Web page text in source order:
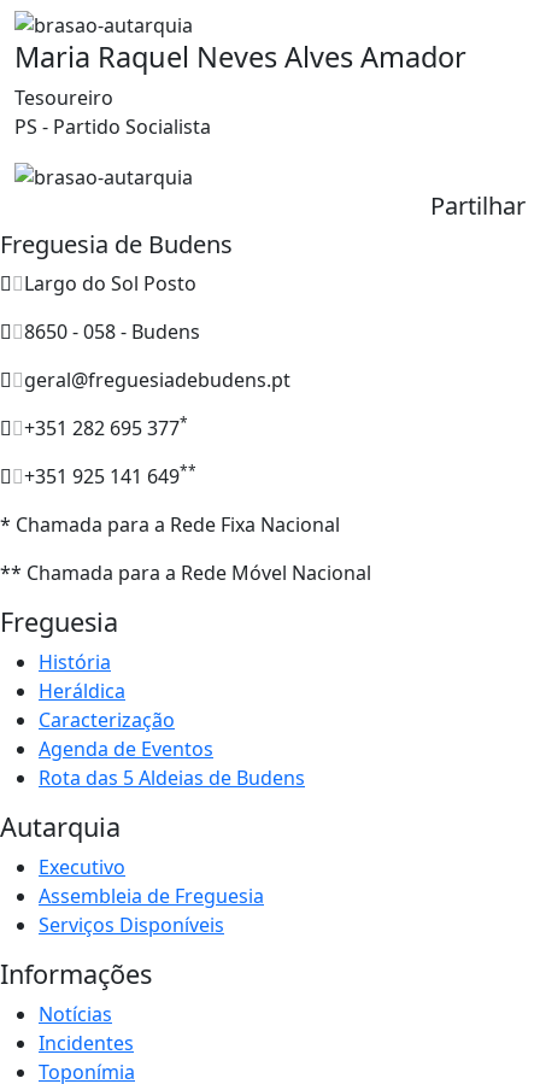
Maria Raquel Neves Alves Amador
Tesoureiro
PS - Partido Socialista
Partilhar
Freguesia de Budens
Largo do Sol Posto
8650 - 058 - Budens
geral@freguesiadebudens.pt
+351 282 695 377*
+351 925 141 649**
* Chamada para a Rede Fixa Nacional
** Chamada para a Rede Móvel Nacional
Freguesia
História
Heráldica
Caracterização
Agenda de Eventos
Rota das 5 Aldeias de Budens
Autarquia
Executivo
Assembleia de Freguesia
Serviços Disponíveis
Informações
Notícias
Incidentes
Toponímia